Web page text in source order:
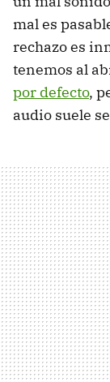
mal es
rechazo es
tenemos al
por defecto,
audio suele